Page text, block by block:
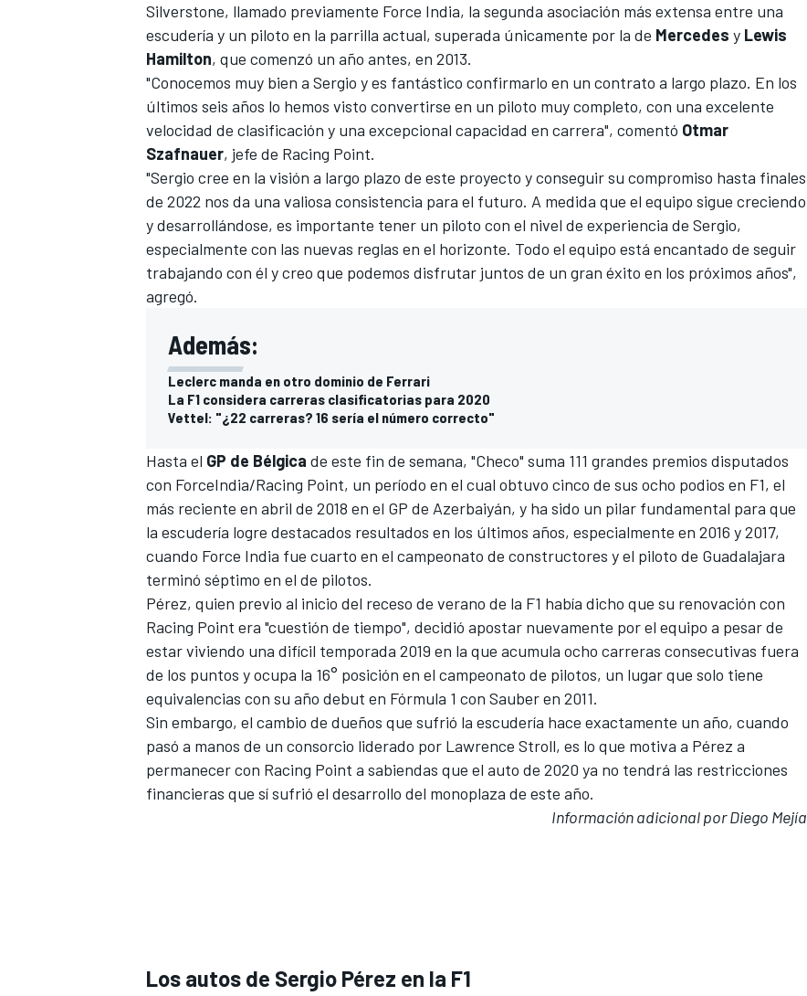
WRC
Silverstone, llamado previamente Force India, la segunda asociación más extensa entre una
escudería y un piloto en la parrilla actual, superada únicamente por la de Mercedes y Lewis
Hamilton, que comenzó un año antes, en 2013.
"Conocemos muy bien a Sergio y es fantástico confirmarlo en un contrato a largo plazo. En los
últimos seis años lo hemos visto convertirse en un piloto muy completo, con una excelente
velocidad de clasificación y una excepcional capacidad en carrera", comentó Otmar
Szafnauer, jefe de Racing Point.
"Sergio cree en la visión a largo plazo de este proyecto y conseguir su compromiso hasta finales
de 2022 nos da una valiosa consistencia para el futuro. A medida que el equipo sigue creciendo
y desarrollándose, es importante tener un piloto con el nivel de experiencia de Sergio,
especialmente con las nuevas reglas en el horizonte. Todo el equipo está encantado de seguir
trabajando con él y creo que podemos disfrutar juntos de un gran éxito en los próximos años",
agregó.
Además:
Leclerc manda en otro dominio de Ferrari
La F1 considera carreras clasificatorias para 2020
Vettel: "¿22 carreras? 16 sería el número correcto"
Hasta el GP de Bélgica de este fin de semana, "Checo" suma 111 grandes premios disputados
con ForceIndia/Racing Point, un período en el cual obtuvo cinco de sus ocho podios en F1, el
más reciente en abril de 2018 en el GP de Azerbaiyán, y ha sido un pilar fundamental para que
la escudería logre destacados resultados en los últimos años, especialmente en 2016 y 2017,
cuando Force India fue cuarto en el campeonato de constructores y el piloto de Guadalajara
terminó séptimo en el de pilotos.
Pérez, quien previo al inicio del receso de verano de la F1 había dicho que su renovación con
Racing Point era "cuestión de tiempo", decidió apostar nuevamente por el equipo a pesar de
estar viviendo una difícil temporada 2019 en la que acumula ocho carreras consecutivas fuera
de los puntos y ocupa la 16° posición en el campeonato de pilotos, un lugar que solo tiene
equivalencias con su año debut en Fórmula 1 con Sauber en 2011.
Sin embargo, el cambio de dueños que sufrió la escudería hace exactamente un año, cuando
pasó a manos de un consorcio liderado por Lawrence Stroll, es lo que motiva a Pérez a
permanecer con Racing Point a sabiendas que el auto de 2020 ya no tendrá las restricciones
financieras que sí sufrió el desarrollo del monoplaza de este año.
Información adicional por Diego Mejía
Los autos de Sergio Pérez en la F1